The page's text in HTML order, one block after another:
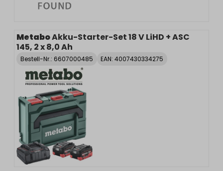
MetaboAkku-Starter-Set 18 V LiHD + ASC
145, 2 x 8,0 Ah
Bestell-Nr.: 6607000485 EAN: 4007430334275